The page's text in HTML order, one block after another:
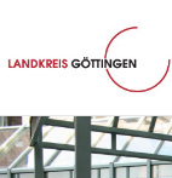
Zum Hauptinhalt